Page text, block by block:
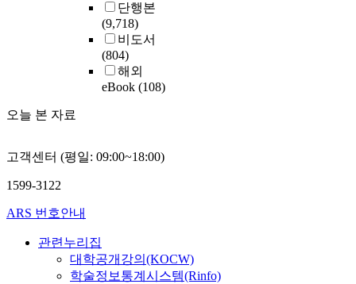
단행본
(9,718)
비도서
(804)
해외
eBook (108)
오늘 본 자료
고객센터 (평일: 09:00~18:00)
1599-3122
ARS 번호안내
관련누리집
대학공개강의(KOCW)
학술정보통계시스템(Rinfo)